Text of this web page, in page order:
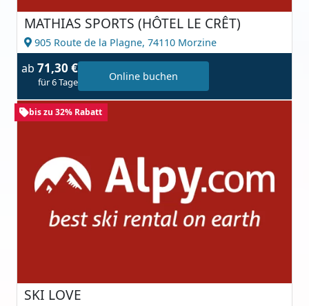
MATHIAS SPORTS (HÔTEL LE CRÊT)
905 Route de la Plagne, 74110 Morzine
ab 71,30 €
für 6 Tage Online buchen
bis zu 32% Rabatt
SKI LOVE